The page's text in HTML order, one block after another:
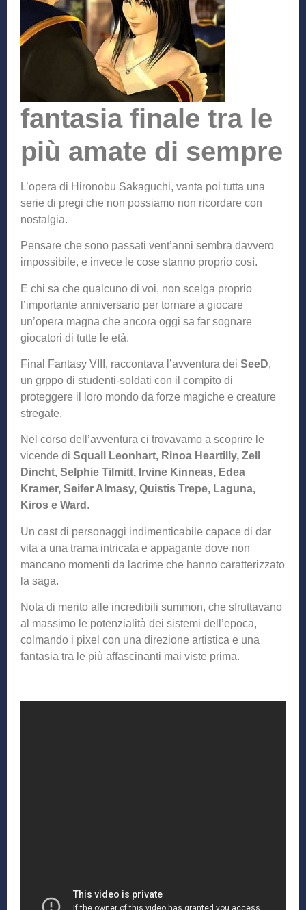
fantasia finale tra le
più amate di sempre
L’opera di Hironobu Sakaguchi, vanta poi tutta una
serie di pregi che non possiamo non ricordare con
nostalgia.
Pensare che sono passati vent’anni sembra davvero
impossibile, e invece le cose stanno proprio così.
E chi sa che qualcuno di voi, non scelga proprio
l’importante anniversario per tornare a giocare
un’opera magna che ancora oggi sa far sognare
giocatori di tutte le età.
Final Fantasy VIII, raccontava l’avventura dei SeeD,
un grppo di studenti-soldati con il compito di
proteggere il loro mondo da forze magiche e creature
stregate.
Nel corso dell’avventura ci trovavamo a scoprire le
vicende di Squall Leonhart, Rinoa Heartilly, Zell
Dincht, Selphie Tilmitt, Irvine Kinneas, Edea
Kramer, Seifer Almasy, Quistis Trepe, Laguna,
Kiros e Ward .
Un cast di personaggi indimenticabile capace di dar
vita a una trama intricata e appagante dove non
mancano momenti da lacrime che hanno caratterizzato
la saga.
Nota di merito alle incredibili summon, che sfruttavano
al massimo le potenzialità dei sistemi dell’epoca,
colmando i pixel con una direzione artistica e una
fantasia tra le più affascinanti mai viste prima.